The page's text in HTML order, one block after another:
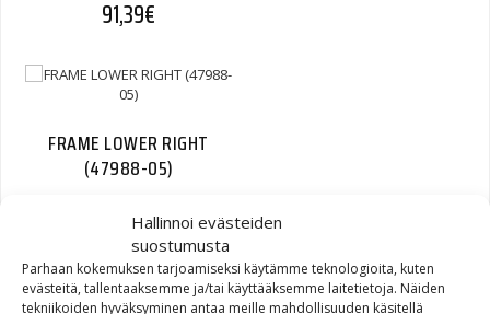
Hallinnoi evästeiden
suostumusta
Parhaan kokemuksen tarjoamiseksi käytämme teknologioita, kuten
evästeitä, tallentaaksemme ja/tai käyttääksemme laitetietoja. Näiden
tekniikoiden hyväksyminen antaa meille mahdollisuuden käsitellä
91,39€
FRAME LOWER RIGHT
(47988-05)
898,01€